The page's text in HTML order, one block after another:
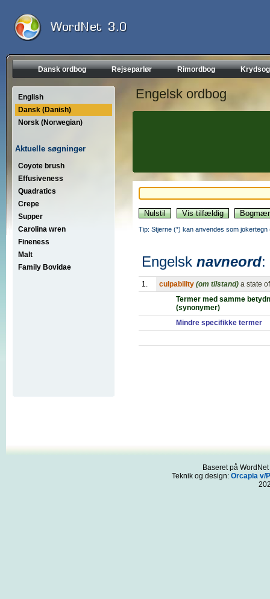
Dansk ordbog Rejseparlør Rimordbog
English
Dansk (Danish)
Norsk (Norwegian)
Aktuelle søgninger
Coyote brush
Effusiveness
Quadratics
Crepe
Supper
Carolina wren
Fineness
Malt
Family Bovidae
Engelsk ordbog
Tip: Stjerne (*) kan anvendes som
Engelsk navneord:
1. culpability (om tilstand) a state
Termer med samme
(synonymer)
Mindre specifikke termer
Baseret på
Teknik og design: Orcapia v/